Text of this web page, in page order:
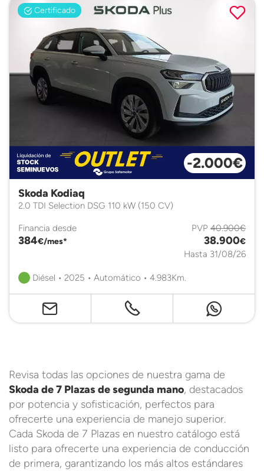
Certificado
-2.000€
Skoda Kodiaq
2.0 TDI Selection DSG 110 kW (150 CV)
Financia desde
384€/mes*
PVP 40.900€
38.900€
Hasta 31/08/26
Diésel • 2025 • Automático • 4.983Km.
Revisa todas las opciones de nuestra gama de
Skoda de 7 Plazas de segunda mano, destacados
por potencia y sofisticación, perfectos para
ofrecerte una experiencia de manejo superior.
Cada Skoda de 7 Plazas en nuestro catálogo está
listo para ofrecerte una experiencia de conducción
de primera, garantizando los más altos estándares